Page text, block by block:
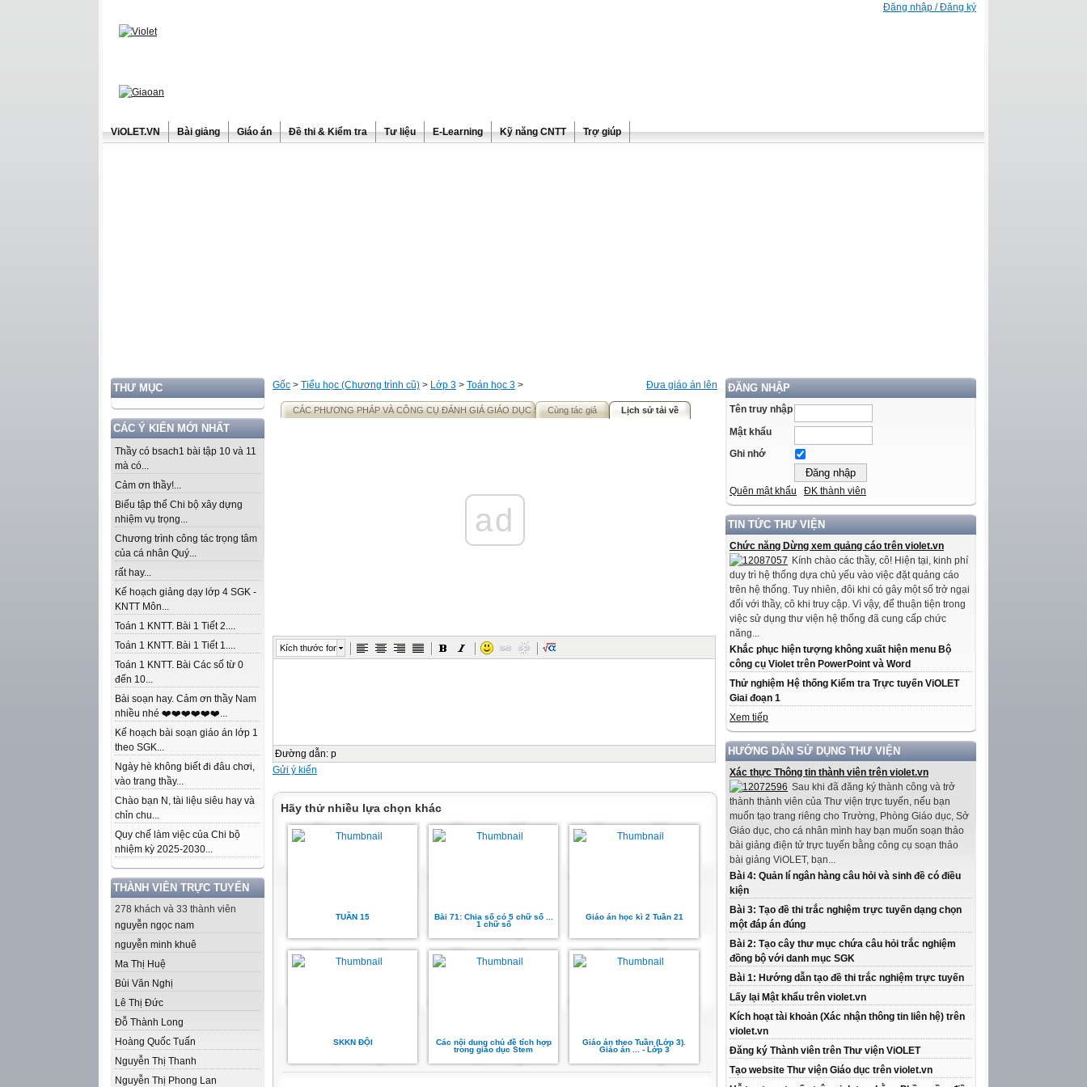
Đăng nhập / Đăng ký
ViOLET.VN Bài giảng Giáo án Đề thi & Kiểm tra Tư liệu E-Learning Kỹ năng CNTT Trợ giúp
THƯ MỤC
CÁC Ý KIẾN MỚI NHẤT
Thầy có bsach1 bài tập 10 và 11
mà có...
Cảm ơn thầy!...
Biểu tập thể Chi bộ xây dựng
nhiệm vụ trọng...
Chương trình công tác trọng tâm
của cá nhân Quý...
rất hay...
Kế hoạch giảng dạy lớp 4 SGK -
KNTT Môn...
Toán 1 KNTT. Bài 1 Tiết 2....
Toán 1 KNTT. Bài 1 Tiết 1....
Toán 1 KNTT. Bài Các số từ 0
đến 10...
Bài soạn hay. Cảm ơn thầy Nam
nhiều nhé ❤️❤️❤️❤️❤️❤️...
Kế hoạch bài soạn giáo án lớp 1
theo SGK...
Ngày hè không biết đi đâu chơi,
vào trang thầy...
Chào bạn N, tài liệu siêu hay và
chỉn chu...
Quy chế làm việc của Chi bộ
nhiệm kỳ 2025-2030...
THÀNH VIÊN TRỰC TUYẾN
278 khách và 33 thành viên
nguyễn ngọc nam
nguyễn minh khuê
Ma Thị Huệ
Bùi Văn Nghị
Lê Thị Đức
Đỗ Thành Long
Hoàng Quốc Tuấn
Nguyễn Thị Thanh
Nguyễn Thị Phong Lan
ĐĂNG NHẬP
Tên truy nhập
Mật khẩu
Ghi nhớ
Quên mật khẩu ĐK thành viên
TIN TỨC THƯ VIỆN
Chức năng Dừng xem quảng cáo trên violet.vn
Kính chào các thầy, cô! Hiện tại, kinh phí
duy trì hệ thống dựa chủ yếu vào việc đặt quảng cáo
trên hệ thống. Tuy nhiên, đôi khi có gây một số trở ngại
đối với thầy, cô khi truy cập. Vì vậy, để thuận tiện trong
việc sử dụng thư viện hệ thống đã cung cấp chức
năng...
Khắc phục hiện tượng không xuất hiện menu Bộ
công cụ Violet trên PowerPoint và Word
Thử nghiệm Hệ thống Kiểm tra Trực tuyến ViOLET
Giai đoạn 1
Xem tiếp
HƯỚNG DẪN SỬ DỤNG THƯ VIỆN
Xác thực Thông tin thành viên trên violet.vn
Sau khi đã đăng ký thành công và trở
thành thành viên của Thư viện trực tuyến, nếu bạn
muốn tạo trang riêng cho Trường, Phòng Giáo dục, Sở
Giáo dục, cho cá nhân mình hay bạn muốn soạn thảo
bài giảng điện tử trực tuyến bằng công cụ soạn thảo
bài giảng ViOLET, bạn...
Bài 4: Quản lí ngân hàng câu hỏi và sinh đề có điều
kiện
Bài 3: Tạo đề thi trắc nghiệm trực tuyến dạng chọn
một đáp án đúng
Bài 2: Tạo cây thư mục chứa câu hỏi trắc nghiệm
đồng bộ với danh mục SGK
Bài 1: Hướng dẫn tạo đề thi trắc nghiệm trực tuyến
Lấy lại Mật khẩu trên violet.vn
Kích hoạt tài khoản (Xác nhận thông tin liên hệ) trên
violet.vn
Đăng ký Thành viên trên Thư viện ViOLET
Tạo website Thư viện Giáo dục trên violet.vn
Đưa giáo án lên
Gốc > Tiểu học (Chương trình cũ) > Lớp 3 > Toán học 3 >
CÁC PHƯƠNG PHÁP VÀ CÔNG CỤ ĐÁNH GIÁ GIÁO DỤC STEMCùng tác giả Lịch sử tải về
ad
Kích thước font
Đường dẫn: p
Gửi ý kiến
Hãy thử nhiều lựa chọn khác
TUẦN 15
Bài 71: Chia số có 5 chữ số ...
1 chữ số
Giáo án học kì 2 Tuần 21
SKKN ĐỘI
Các nội dung chủ đề tích hợp
trong giáo dục Stem
Giáo án theo Tuần (Lớp 3).
Giáo án ... - Lớp 3